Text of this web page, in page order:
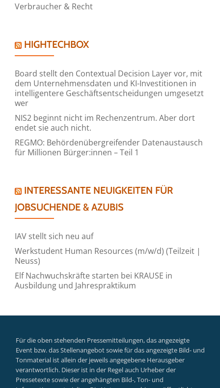
Verbraucher & Recht
HIGHTECHBOX
Board stellt den Contextual Decision Layer vor, mit
dem Unternehmensdaten und KI-Investitionen in
intelligentere Geschäftsentscheidungen umgesetzt
wer
NIS2 beginnt nicht im Rechenzentrum. Aber dort
endet sie auch nicht.
REGMO: Behördenübergreifender Datenaustausch
für Millionen Bürger:innen – Teil 1
INTERESSANTE NEUIGKEITEN FÜR
JOBSUCHENDE & AZUBIS
IAV stellt sich neu auf
Werkstudent Human Resources (m/w/d) (Teilzeit |
Neuss)
Elf Nachwuchskräfte starten bei KRAUSE in
Ausbildung und Jahrespraktikum
Für die oben stehenden Pressemitteilungen, das angezeigte
Event bzw. das Stellenangebot sowie für das angezeigte Bild- und
Tonmaterial ist allein der jeweils angegebene Herausgeber
verantwortlich. Dieser ist in der Regel auch Urheber der
Pressetexte sowie der angehängten Bild-, Ton- und